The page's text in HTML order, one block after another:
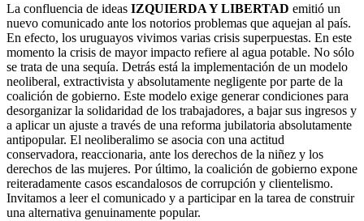
La confluencia de ideas IZQUIERDA Y LIBERTAD emitió un
nuevo comunicado ante los notorios problemas que aquejan al país.
En efecto, los uruguayos vivimos varias crisis superpuestas. En este
momento la crisis de mayor impacto refiere al agua potable. No sólo
se trata de una sequía. Detrás está la implementación de un modelo
neoliberal, extractivista y absolutamente negligente por parte de la
coalición de gobierno. Este modelo exige generar condiciones para
desorganizar la solidaridad de los trabajadores, a bajar sus ingresos y
a aplicar un ajuste a través de una reforma jubilatoria absolutamente
antipopular. El neoliberalimo se asocia con una actitud
conservadora, reaccionaria, ante los derechos de la niñez y los
derechos de las mujeres. Por último, la coalición de gobierno expone
reiteradamente casos escandalosos de corrupción y clientelismo.
Invitamos a leer el comunicado y a participar en la tarea de construir
una alternativa genuinamente popular.